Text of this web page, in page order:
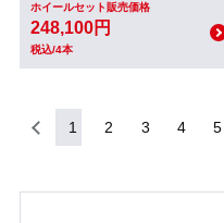
ホイールセット販売価格
248,100円
税込/4本
1 2 3 4 5